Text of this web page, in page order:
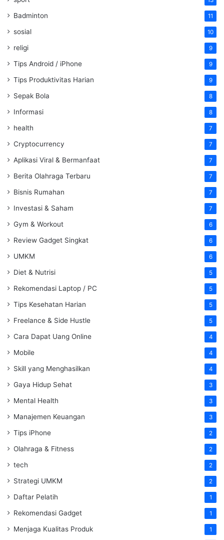
Badminton 11
sosial 10
religi 9
Tips Android / iPhone 9
Tips Produktivitas Harian 9
Sepak Bola 8
Informasi 8
health 7
Cryptocurrency 7
Aplikasi Viral & Bermanfaat 7
Berita Olahraga Terbaru 7
Bisnis Rumahan 7
Investasi & Saham 7
Gym & Workout 6
Review Gadget Singkat 6
UMKM 6
Diet & Nutrisi 5
Rekomendasi Laptop / PC 5
Tips Kesehatan Harian 5
Freelance & Side Hustle 5
Cara Dapat Uang Online 4
Mobile 4
Skill yang Menghasilkan 4
Gaya Hidup Sehat 3
Mental Health 3
Manajemen Keuangan 3
Tips iPhone 2
Olahraga & Fitness 2
tech 2
Strategi UMKM 2
Daftar Pelatih 1
Rekomendasi Gadget 1
Menjaga Kualitas Produk 1